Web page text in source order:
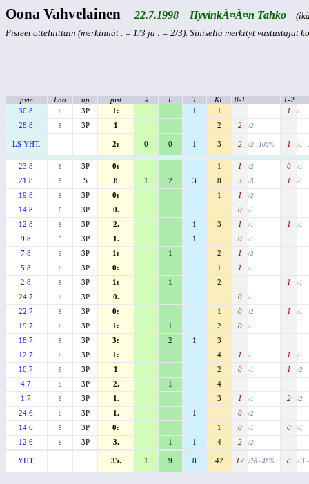
Oona Vahvelainen22.7.1998 HyvinkÃ¤Ã¤n Tahko
Pisteet otteluittain (merkinnät . = 1/3 ja : = 2/3). Sinisellä merkityt vastustajat
pvm Lno up pist k L T KL 0-1
1-2
30.8.
8 3P 1: 1 1 1 /1
28.8. 8 3P 1 2 2 /2
LS YHT. 2: 0 0 1 3 2 /2 - 100% 1 /1 -
23.8. 8 3P 0: 1 1 /2 0 /1
21.8. 8 S 8 1 2 3 8 3 /3 1 /1
19.8. 8 3P 0: 1 1 /2
14.8. 8 3P 0. 0 /1
12.8. 8 3P 2. 1 3 1 /1 1 /1
9.8. 9 3P 1. 1 0 /1
7.8. 9 3P 1: 1 2 1 /3
5.8. 8 3P 0: 1 1 /1
2.8. 8 3P 1: 1 2 1 /1
24.7. 8 3P 0. 0 /1
22.7. 8 3P 0: 1 0 /2 1 /1
19.7. 8 3P 1: 1 2 0 /1
18.7. 8 3P 3: 2 1
3
12.7.
8 3P 1: 4 1 /1 1 /1
10.7. 8 3P 1 2 0 /1 1 /2
4.7. 8 3P 2. 1
4
1.7.
8 3P 1. 3 1 /1 2 /2
24.6. 8 3P 1. 1 0 /2
14.6. 8 3P 0: 1 0 /1 0 /1
12.6. 8 3P 3. 1 1 4 2 /2
YHT. 35. 1 9 8 42 12 /26 - 46% 8 /11